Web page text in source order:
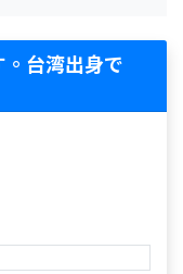
台湾出身で